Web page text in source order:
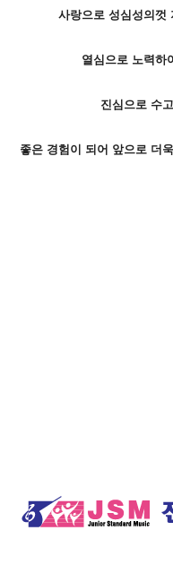
사랑으로 성심성의껏
열심으로 노력하
진심으로 수
좋은 경험이 되어 앞으로 더